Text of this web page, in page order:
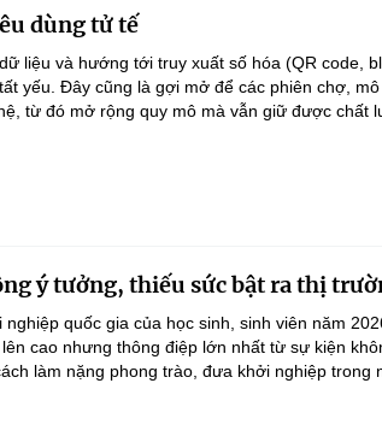
dùng tử tế
liệu và hướng tới truy xuất số hóa (QR code,
yếu. Đây cũng là gợi mở để các phiên chợ,
từ đó mở rộng quy mô mà vẫn giữ được chất
ý tưởng, thiếu sức bật ra thị
quốc gia của học sinh, sinh viên năm
cao nhưng thông điệp lớn nhất từ sự kiện
làm nặng phong trào, đưa khởi nghiệp trong